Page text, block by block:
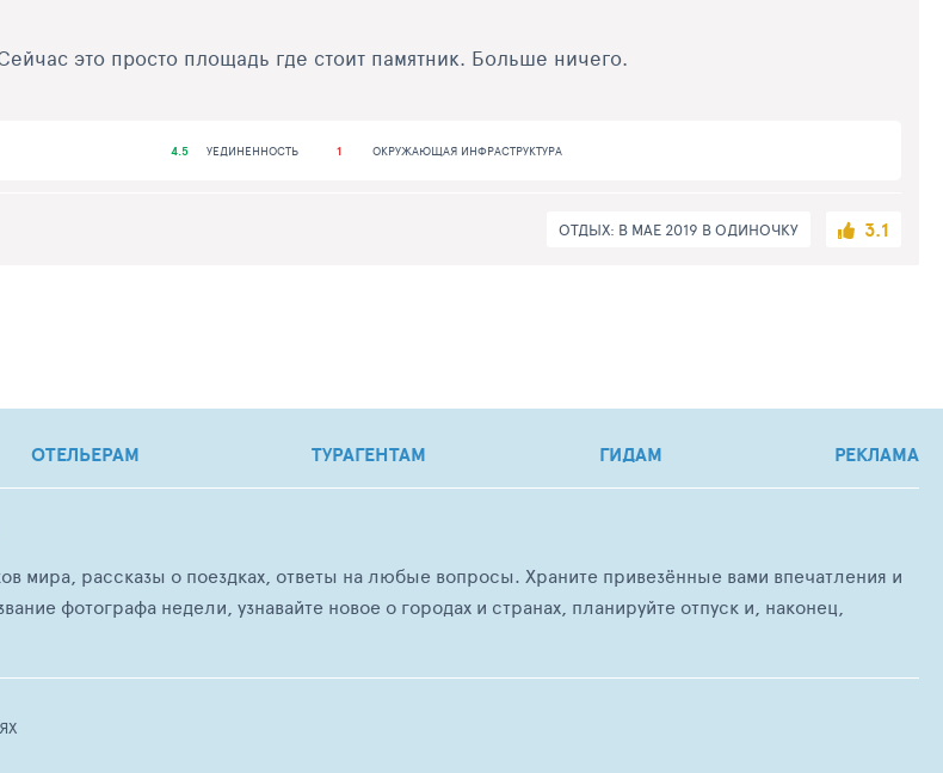
это просто площадь где стоит памятник. Больше ничего.
4.5 УЕДИНЕННОСТЬ 1 ОКРУЖАЮЩАЯ ИНФРАСТРУКТУРА
ОТДЫХ: В МАЕ 2019 В ОДИНОЧКУ 3.1
ОТЕЛЬЕРАМ ТУРАГЕНТАМ ГИДАМ РЕКЛАМА
мира, рассказы о поездках, ответы на любые вопросы. Храните привезённые вами впечатления и
фотографа недели, узнавайте новое о городах и странах, планируйте отпуск и, наконец,